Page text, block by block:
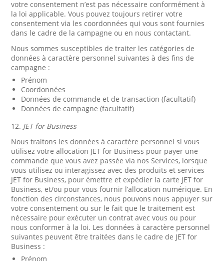
votre consentement n’est pas nécessaire conformément à
la loi applicable. Vous pouvez toujours retirer votre
consentement via les coordonnées qui vous sont fournies
dans le cadre de la campagne ou en nous contactant.
Nous sommes susceptibles de traiter les catégories de
données à caractère personnel suivantes à des fins de
campagne :
Prénom
Coordonnées
Données de commande et de transaction (facultatif)
Données de campagne (facultatif)
12. JET for Business
Nous traitons les données à caractère personnel si vous
utilisez votre allocation JET for Business pour payer une
commande que vous avez passée via nos Services, lorsque
vous utilisez ou interagissez avec des produits et services
JET for Business, pour émettre et expédier la carte JET for
Business, et/ou pour vous fournir l’allocation numérique. En
fonction des circonstances, nous pouvons nous appuyer sur
votre consentement ou sur le fait que le traitement est
nécessaire pour exécuter un contrat avec vous ou pour
nous conformer à la loi. Les données à caractère personnel
suivantes peuvent être traitées dans le cadre de JET for
Business :
Prénom